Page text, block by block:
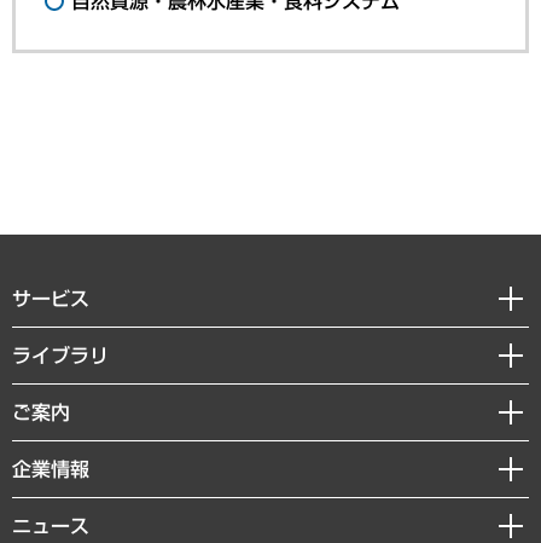
サービス
経営戦略
組織・人事戦略
デジタルイノベーション
共生・ダイバーシティ
ライブラリ
経済調査
レポート
コラム
ご案内
セミナー・イベント情報
MUFGビジネスセミナー
受託案件情報
企業情報
私たちの想い
ニュース